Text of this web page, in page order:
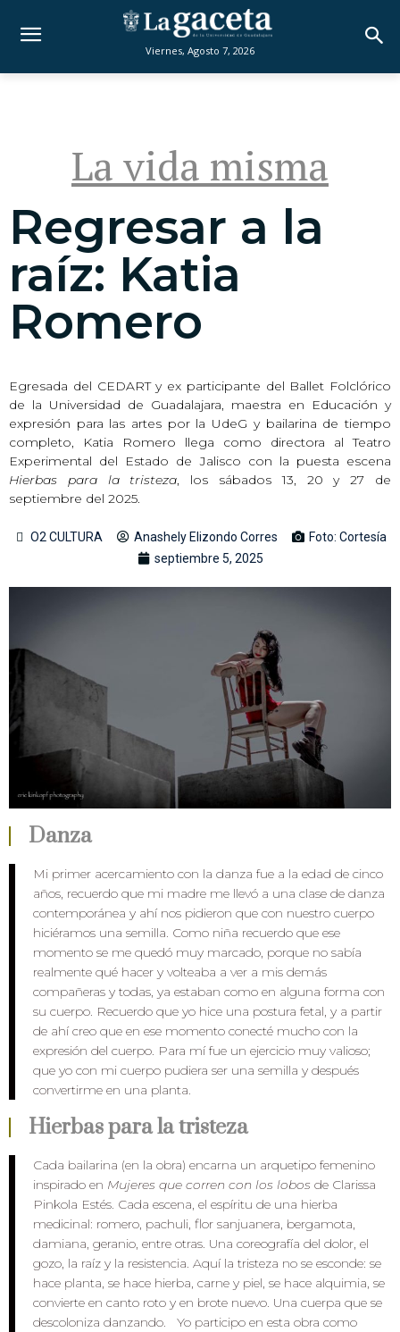
Viernes, Agosto 7, 2026
La vida misma
Regresar a la
raíz: Katia
Romero
Egresada del CEDART y ex participante del Ballet Folclórico
de la Universidad de Guadalajara, maestra en Educación y
expresión para las artes por la UdeG y bailarina de tiempo
completo, Katia Romero llega como directora al Teatro
Experimental del Estado de Jalisco con la puesta escena
Hierbas para la tristeza, los sábados 13, 20 y 27 de
septiembre del 2025.
O2 CULTURA Anashely Elizondo Corres
Foto: Cortesía
septiembre 5, 2025
Danza
Mi primer acercamiento con la danza fue a la edad de cinco
años, recuerdo que mi madre me llevó a una clase de danza
contemporánea y ahí nos pidieron que con nuestro cuerpo
hiciéramos una semilla. Como niña recuerdo que ese
momento se me quedó muy marcado, porque no sabía
realmente qué hacer y volteaba a ver a mis demás
compañeras y todas, ya estaban como en alguna forma con
su cuerpo. Recuerdo que yo hice una postura fetal, y a partir
de ahí creo que en ese momento conecté mucho con la
expresión del cuerpo. Para mí fue un ejercicio muy valioso;
que yo con mi cuerpo pudiera ser una semilla y después
convertirme en una planta.
Hierbas para la tristeza
Cada bailarina (en la obra) encarna un arquetipo femenino
inspirado en Mujeres que corren con los lobos de Clarissa
Pinkola Estés. Cada escena, el espíritu de una hierba
medicinal: romero, pachuli, flor sanjuanera, bergamota,
damiana, geranio, entre otras. Una coreografía del dolor, el
gozo, la raíz y la resistencia. Aquí la tristeza no se esconde: se
hace planta, se hace hierba, carne y piel, se hace alquimia, se
convierte en canto roto y en brote nuevo. Una cuerpa que se
descoloniza danzando. Yo participo en esta obra como